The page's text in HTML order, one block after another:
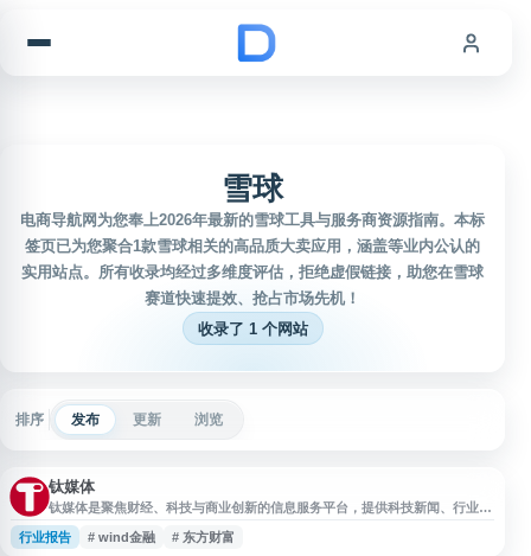
雪球
电商导航网为您奉上2026年最新的雪球工具与服务商资源指南。本标
签页已为您聚合1款雪球相关的高品质大卖应用，涵盖等业内公认的
实用站点。所有收录均经过多维度评估，拒绝虚假链接，助您在雪球
赛道快速提效、抢占市场先机！
收录了 1 个网站
排序 发布 更新 浏览
钛媒体
钛媒体是聚焦财经、科技与商业创新的信息服务平台，提供科技新闻、行业分
析、创业报道、资本市场观察、投融资数据及深度评论等内容。网站覆盖互联
网、人工智能、数字经济、新兴产业、股票市场等领域，并布局新媒体、技术
行业报告 # wind金融 # 东方财富